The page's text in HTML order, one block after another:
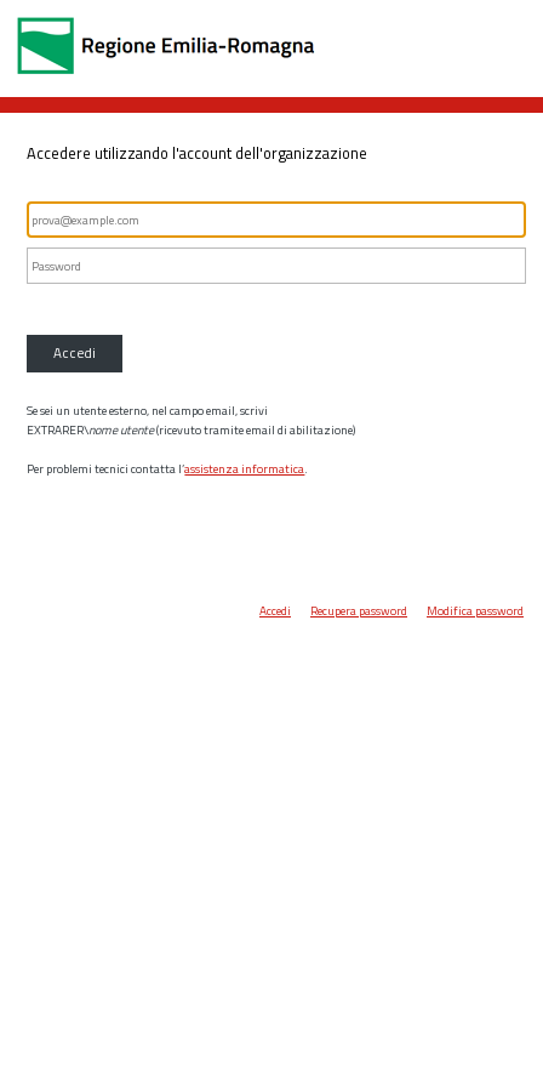
Accedere utilizzando l'account dell'organizzazione
Accedi
Se sei un utente esterno, nel campo email, scrivi
EXTRARER\nome utente(ricevuto tramite email di abilitazione)
Per problemi tecnici contatta l’assistenza informatica.
Accedi Recupera password Modifica password